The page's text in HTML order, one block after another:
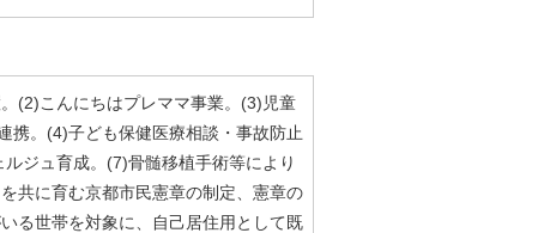
(2)こんにちはプレママ事業。(3)児童
携。(4)子ども保健医療相談・事故防止
ジュ育成。(7)骨髄移植手術等により
共に育む京都市民憲章の制定、憲章の
る世帯を対象に、自己居住用として既